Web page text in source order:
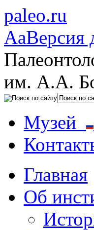
paleo.ru
AaВерсия
им. А.А.
Музей
Главная
Об